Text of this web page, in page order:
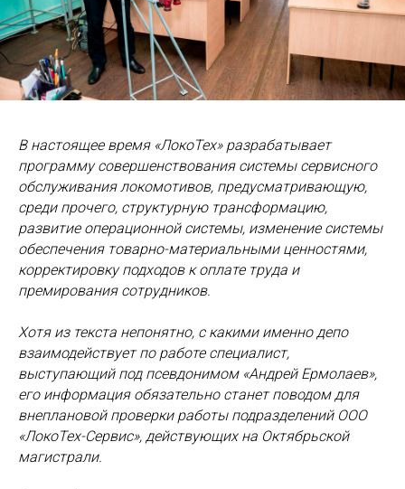
В настоящее время «ЛокоТех» разрабатывает
программу совершенствования системы сервисного
обслуживания локомотивов, предусматривающую,
среди прочего, структурную трансформацию,
развитие операционной системы, изменение системы
обеспечения товарно-материальными ценностями,
корректировку подходов к оплате труда и
премирования сотрудников.
Хотя из текста непонятно, с какими именно депо
взаимодействует по работе специалист,
выступающий под псевдонимом «Андрей Ермолаев»,
его информация обязательно станет поводом для
внеплановой проверки работы подразделений ООО
«ЛокоТех-Сервис», действующих на Октябрьской
магистрали.